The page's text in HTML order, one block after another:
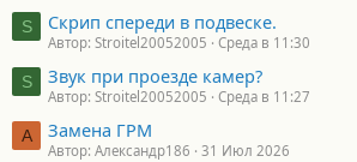
S Скрип спереди в подвеске.
Автор: Stroitel20052005 Среда в 11:30
S Звук при проезде камер?
Автор: Stroitel20052005 Среда в 11:27
А Замена ГРМ
Автор: Александр186 31 Июл 2026